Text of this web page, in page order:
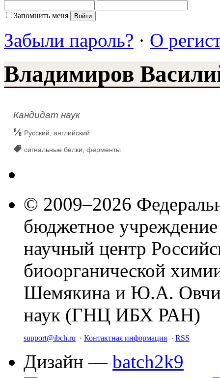
Запомнить меня
Забыли пароль? · О
Владимиров
Кандидат наук
Русский, английский
сигнальные белки, ферменты
© 2009–2026
бюджетное
научный центр
биоорганической
Шемякина и Ю.А.
наук (ГНЦ ИБХ РАН)
support@ibch.ru · Контактная информация · RSS
Дизайн — batch2k9